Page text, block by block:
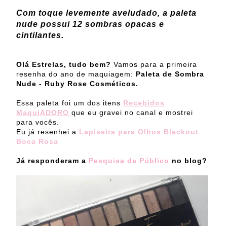
Com toque levemente aveludado, a paleta
nude possui 12 sombras opacas e
cintilantes.
Olá Estrelas, tudo bem? Vamos para a primeira
resenha do ano de maquiagem: Paleta de Sombra
Nude - Ruby Rose Cosméticos.
Essa paleta foi um dos itens Recebidos
MaquiADORO que eu gravei no canal e mostrei
para vocês.
Eu já resenhei a Lapiseira para Olhos Blackout
Boca Rosa
Já responderam a Pesquisa de Público no blog?